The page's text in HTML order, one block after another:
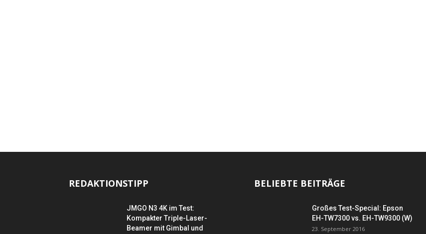
REDAKTIONSTIPP
JMGO N3 4K im Test:
Kompakter Triple-Laser-
Beamer mit Gimbal und
BELIEBTE BEITRÄGE
Großes Test-Special: Epson
EH-TW7300 vs. EH-TW9300 (W)
23. September 2016